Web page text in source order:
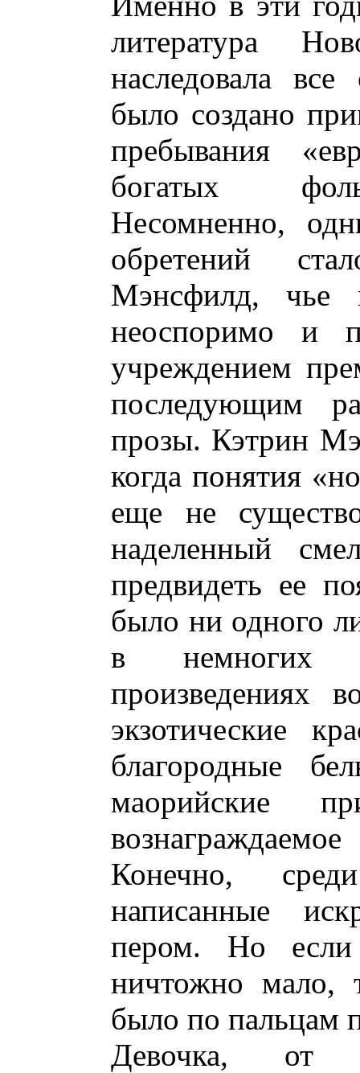
литература
наследовала
было создано
пребывания
богатых
Несомненно,
обретений
Мэнсфилд, чье
неоспоримо и
учреждением
последующим
прозы. Кэтрин
когда понятия
еще не
наделенный
предвидеть ее
было ни одного
в немногих
произведениях
экзотические
благородные
маорийские
Конечно,
написанные
пером. Но если
ничтожно мало,
было по пальцам
Девочка, от